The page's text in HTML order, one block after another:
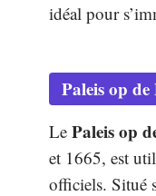
idéal pour
Paleis op
Le Paleis op
et 1665, est
officiels. Situé